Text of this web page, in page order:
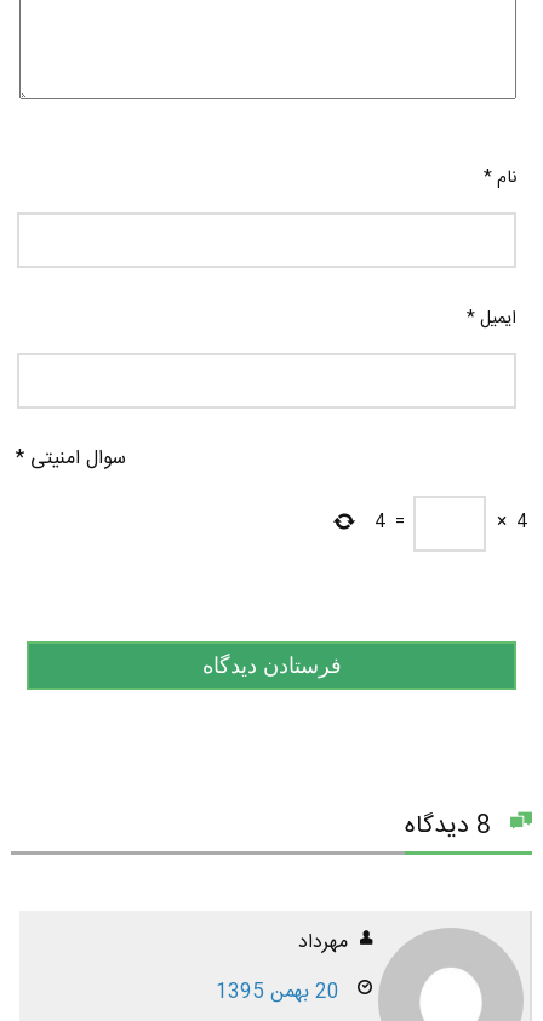
نام*
ایمیل*
سوال امنیتی *
4
×
=
4
مهرداد
20 بهمن 1395